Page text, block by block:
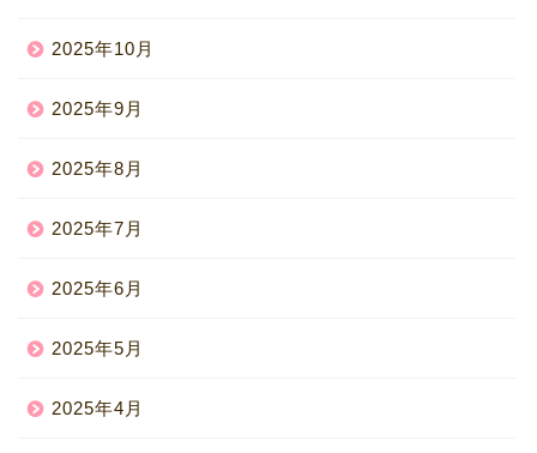
2025年10月
2025年9月
2025年8月
2025年7月
2025年6月
2025年5月
2025年4月